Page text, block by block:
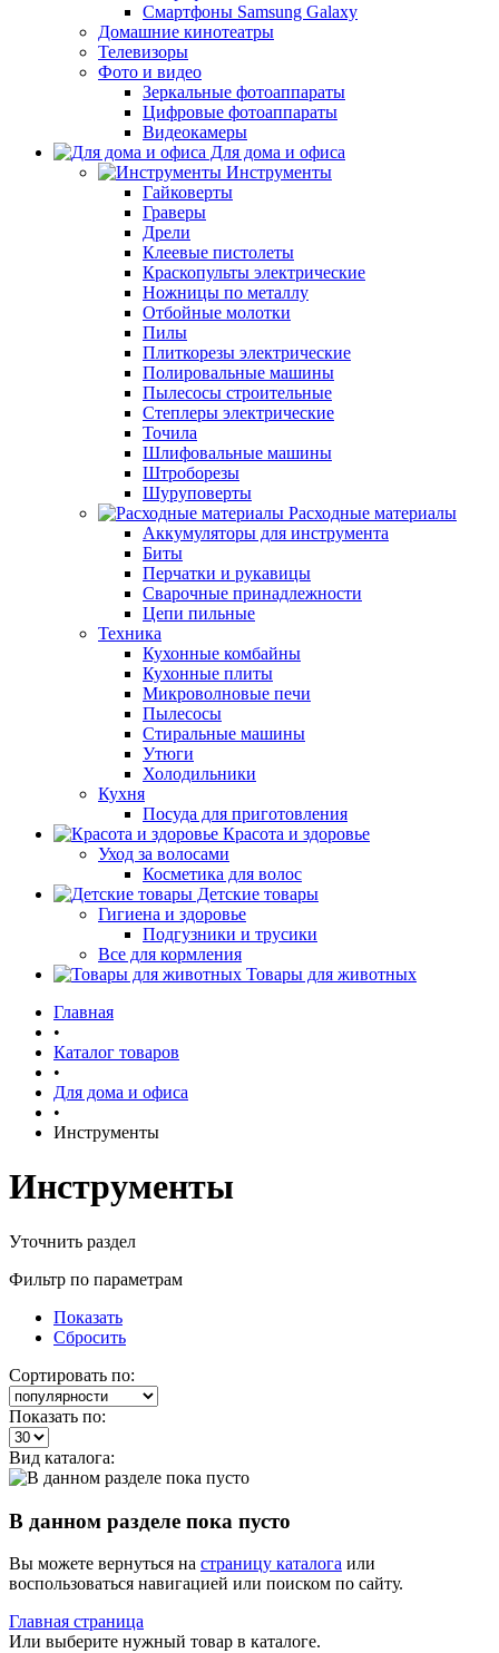
Смартфоны Samsung Galaxy
Домашние кинотеатры
Телевизоры
Фото и видео
Зеркальные фотоаппараты
Цифровые фотоаппараты
Видеокамеры
Для дома и офиса
Инструменты
Гайковерты
Граверы
Дрели
Клеевые пистолеты
Краскопульты электрические
Ножницы по металлу
Отбойные молотки
Пилы
Плиткорезы электрические
Полировальные машины
Пылесосы строительные
Степлеры электрические
Точила
Шлифовальные машины
Штроборезы
Шуруповерты
Расходные материалы
Аккумуляторы для инструмента
Биты
Перчатки и рукавицы
Сварочные принадлежности
Цепи пильные
Техника
Кухонные комбайны
Кухонные плиты
Микроволновые печи
Пылесосы
Стиральные машины
Утюги
Холодильники
Кухня
Посуда для приготовления
Красота и здоровье
Уход за волосами
Косметика для волос
Детские товары
Гигиена и здоровье
Подгузники и трусики
Все для кормления
Товары для животных
Главная
•
Каталог товаров
•
Для дома и офиса
•
Инструменты
Инструменты
Уточнить раздел
Фильтр по параметрам
Показать
Сбросить
Сортировать по:
Показать по:
Вид каталога:
В данном разделе пока пусто
Вы можете вернуться на страницу каталога или
воспользоваться навигацией или поиском по сайту.
Главная страница
Или выберите нужный товар в каталоге.